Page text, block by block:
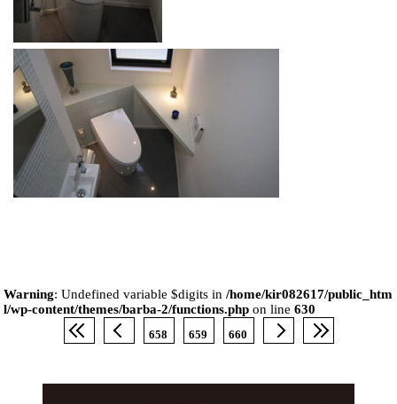
Warning: Undefined variable $digits in/home/kir082617/public_htm
l/wp-content/themes/barba-2/functions.php on line630
658 659 660